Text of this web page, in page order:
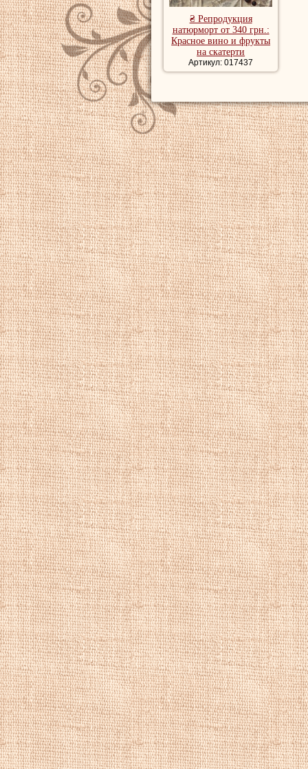
₴ Репродукция
натюрморт от 340 грн.:
Красное вино и фрукты
на скатерти
Артикул: 017437